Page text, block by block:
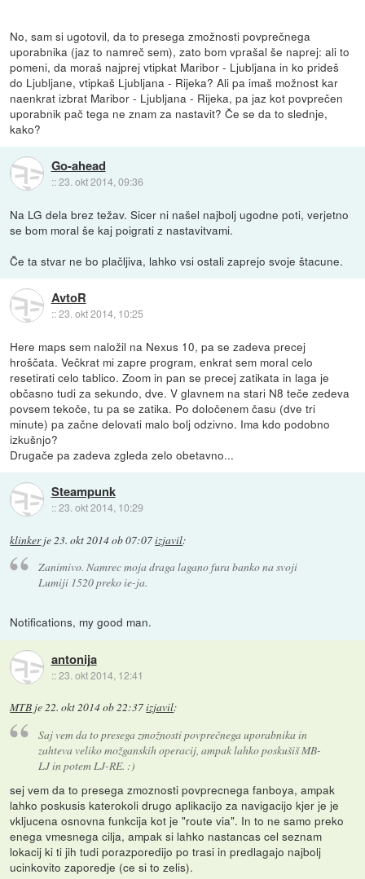
No, sam si ugotovil, da to presega zmožnosti povprečnega
uporabnika (jaz to namreč sem), zato bom vprašal še naprej: ali to
pomeni, da moraš najprej vtipkat Maribor - Ljubljana in ko prideš
do Ljubljane, vtipkaš Ljubljana - Rijeka? Ali pa imaš možnost kar
naenkrat izbrat Maribor - Ljubljana - Rijeka, pa jaz kot povprečen
uporabnik pač tega ne znam za nastavit? Če se da to slednje,
kako?
Go-ahead
::23. okt 2014, 09:36
Na LG dela brez težav. Sicer ni našel najbolj ugodne poti, verjetno
se bom moral še kaj poigrati z nastavitvami.
Če ta stvar ne bo plačljiva, lahko vsi ostali zaprejo svoje štacune.
AvtoR
::23. okt 2014, 10:25
Here maps sem naložil na Nexus 10, pa se zadeva precej
hroščata. Večkrat mi zapre program, enkrat sem moral celo
resetirati celo tablico. Zoom in pan se precej zatikata in laga je
občasno tudi za sekundo, dve. V glavnem na stari N8 teče zedeva
povsem tekoče, tu pa se zatika. Po določenem času (dve tri
minute) pa začne delovati malo bolj odzivno. Ima kdo podobno
izkušnjo?
Drugače pa zadeva zgleda zelo obetavno...
Steampunk
::23. okt 2014, 10:29
klinkerje23. okt 2014 ob 07:07izjavil:
Zanimivo. Namrec moja draga lagano fura banko na svoji
Lumiji 1520 preko ie-ja.
Notifications, my good man.
antonija
::23. okt 2014, 12:41
MTB je22. okt 2014 ob 22:37izjavil:
Saj vem da to presega zmožnosti povprečnega uporabnika in
zahteva veliko možganskih operacij, ampak lahko poskušiš MB-
LJ in potem LJ-RE. :)
sej vem da to presega zmoznosti povprecnega fanboya, ampak
lahko poskusis katerokoli drugo aplikacijo za navigacijo kjer je je
vkljucena osnovna funkcija kot je "route via". In to ne samo preko
enega vmesnega cilja, ampak si lahko nastancas cel seznam
lokacij ki ti jih tudi porazporedijo po trasi in predlagajo najbolj
ucinkovito zaporedje (ce si to zelis).